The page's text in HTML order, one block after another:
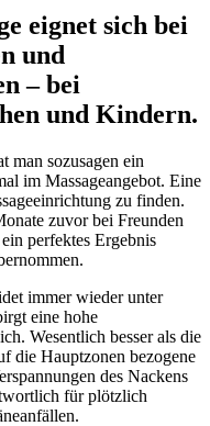
eignet sich bei
und
– bei
und Kindern.
man sozusagen ein
im Massageangebot. Eine
zu finden.
zuvor bei Freunden
perfektes Ergebnis
immer wieder unter
eine hohe
Wesentlich besser als die
die Hauptzonen bezogene
des Nackens
für plötzlich